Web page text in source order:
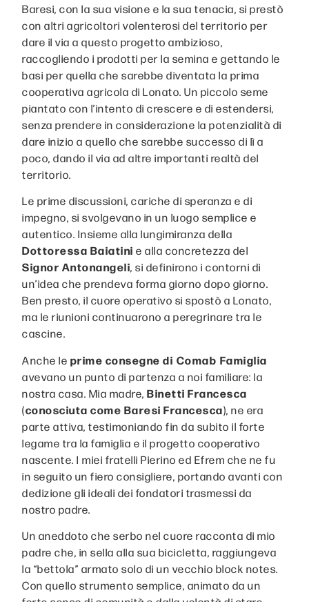
Baresi, con la sua visione e la sua tenacia, si prestò
con altri agricoltori volenterosi del territorio per
dare il via a questo progetto ambizioso,
raccogliendo i prodotti per la semina e gettando le
basi per quella che sarebbe diventata la prima
cooperativa agricola di Lonato. Un piccolo seme
piantato con l’intento di crescere e di estendersi,
senza prendere in considerazione la potenzialità di
dare inizio a quello che sarebbe successo di lì a
poco, dando il via ad altre importanti realtà del
territorio.
Le prime discussioni, cariche di speranza e di
impegno, si svolgevano in un luogo semplice e
autentico. Insieme alla lungimiranza della
Dottoressa Baiatini e alla concretezza del
Signor Antonangeli, si definirono i contorni di
un’idea che prendeva forma giorno dopo giorno.
Ben presto, il cuore operativo si spostò a Lonato,
ma le riunioni continuarono a peregrinare tra le
cascine.
Anche le prime consegne di Comab Famiglia
avevano un punto di partenza a noi familiare: la
nostra casa. Mia madre,Binetti Francesca
(conosciuta come Baresi Francesca), ne era
parte attiva, testimoniando fin da subito il forte
legame tra la famiglia e il progetto cooperativo
nascente. I miei fratelli Pierino ed Efrem che ne fu
in seguito un fiero consigliere, portando avanti con
dedizione gli ideali dei fondatori trasmessi da
nostro padre.
Un aneddoto che serbo nel cuore racconta di mio
padre che, in sella alla sua bicicletta, raggiungeva
la “bettola” armato solo di un vecchio block notes.
Con quello strumento semplice, animato da un